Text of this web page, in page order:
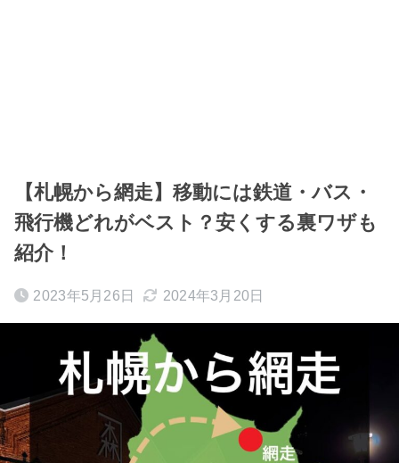
【札幌から網走】移動には鉄道・バス・
飛行機どれがベスト？安くする裏ワザも
紹介！
2023年5月26日 2024年3月20日